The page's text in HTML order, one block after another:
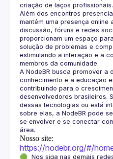
Além dos encontros
mantém uma presença
discussão, fóruns e redes
proporcionam um espaço
solução de problemas e
estimulando a interação e a
A NodeBR busca promover a
conhecimento e a educação
contribuindo para o
desenvolvedores brasileiros.
dessas tecnologias ou está
sobre elas, a NodeBR pode
se envolver e se conectar
Nosso site:
https://nodebr.org/#/